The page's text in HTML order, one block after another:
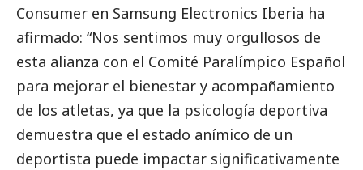
Consumer en Samsung Electronics Iberia ha
afirmado: “Nos sentimos muy orgullosos de
esta alianza con el Comité Paralímpico Español
para mejorar el bienestar y acompañamiento
de los atletas, ya que la psicología deportiva
demuestra que el estado anímico de un
deportista puede impactar significativamente